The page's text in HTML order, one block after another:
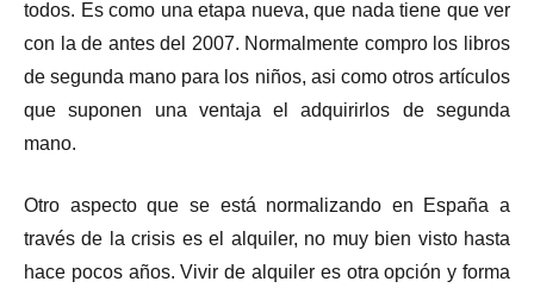
todos. Es como una etapa nueva, que nada tiene que ver
con la de antes del 2007. Normalmente compro los libros
de segunda mano para los niños, asi como otros artículos
que suponen una ventaja el adquirirlos de segunda
mano.
Otro aspecto que se está normalizando en España a
través de la crisis es el alquiler, no muy bien visto hasta
hace pocos años. Vivir de alquiler es otra opción y forma